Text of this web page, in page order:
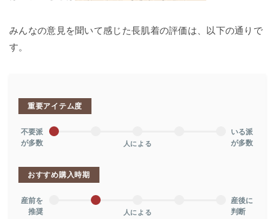
みんなの意見を聞いて感じた長肌着の評価は、以下の通りで
す。
重要アイテム度
不要派
が多数
人による
いる派
が多数
おすすめ購入時期
産前を
推奨
人による
産後に
判断